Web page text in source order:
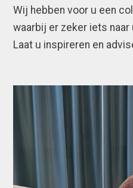
Wij hebben voor u een
waarbij er zeker iets
Laat u inspireren en